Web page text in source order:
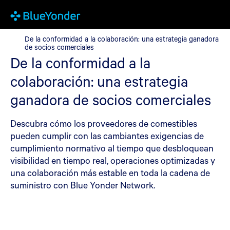
De la conformidad a la colaboración: una estrategia ganadora
De la conformidad a la colaboración: una estrategia ganadora
de socios comerciales
De la conformidad a la
colaboración: una estrategia
ganadora de socios comerciales
Descubra cómo los proveedores de comestibles
pueden cumplir con las cambiantes exigencias de
cumplimiento normativo al tiempo que desbloquean
visibilidad en tiempo real, operaciones optimizadas y
una colaboración más estable en toda la cadena de
suministro con Blue Yonder Network.